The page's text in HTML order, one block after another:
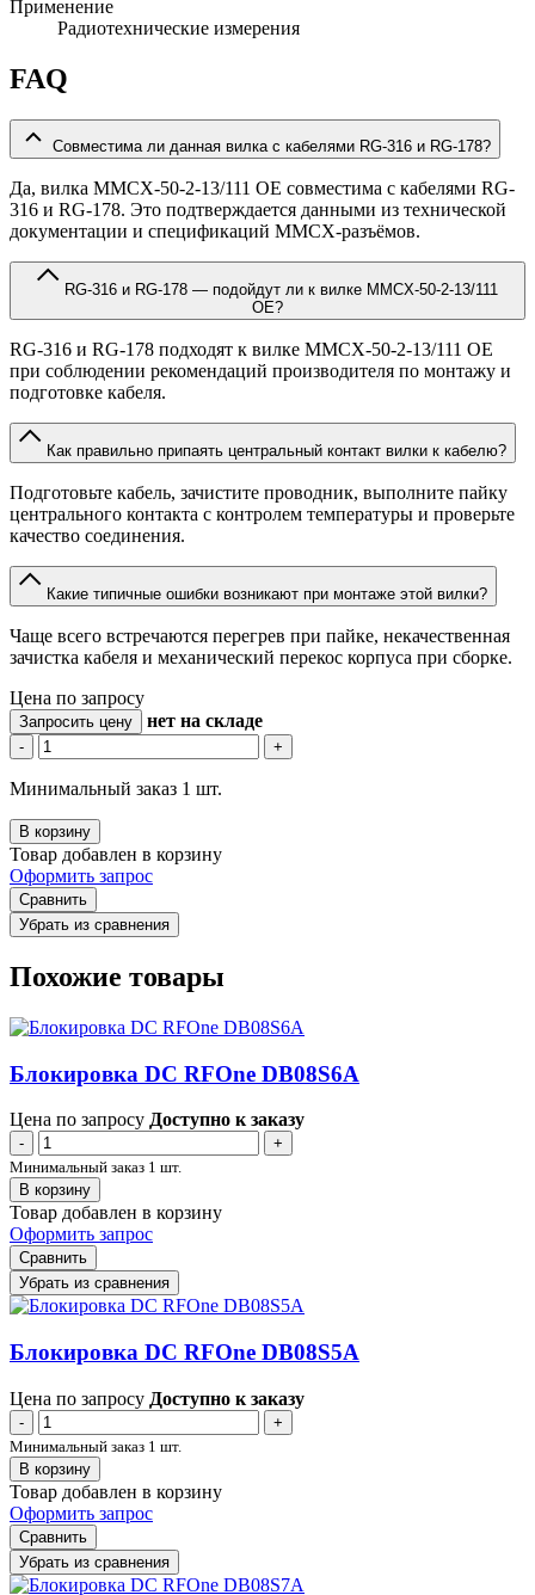
Применение
Радиотехнические измерения
FAQ
Совместима ли данная вилка с кабелями RG-316 и RG-178?
Да, вилка MMCX-50-2-13/111 OE совместима с кабелями RG-
316 и RG-178. Это подтверждается данными из технической
документации и спецификаций MMCX-разъёмов.
OE?
RG-316 и RG-178 подходят к вилке MMCX-50-2-13/111 OE
при соблюдении рекомендаций производителя по монтажу и
подготовке кабеля.
Как правильно припаять центральный контакт вилки к кабелю?
Подготовьте кабель, зачистите проводник, выполните пайку
центрального контакта с контролем температуры и проверьте
качество соединения.
Какие типичные ошибки возникают при монтаже этой вилки?
Чаще всего встречаются перегрев при пайке, некачественная
зачистка кабеля и механический перекос корпуса при сборке.
Цена по запросу
Запросить цену нет на складе
- +
Минимальный заказ 1 шт.
В корзину
Товар добавлен в корзину
Оформить запрос
Сравнить
Убрать из сравнения
Похожие товары
Блокировка DC RFOne DB08S6A
Цена по запросу Доступно к заказу
-
+
Минимальный заказ 1 шт.
В корзину
Товар добавлен в корзину
Оформить запрос
Сравнить
Убрать из сравнения
Блокировка DC RFOne DB08S5A
Цена по запросу Доступно к заказу
-
+
Минимальный заказ 1 шт.
В корзину
Товар добавлен в корзину
Оформить запрос
Сравнить
Убрать из сравнения